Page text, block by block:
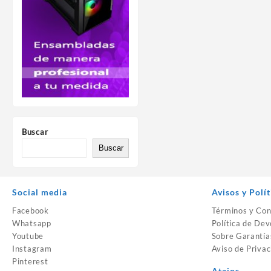
Buscar
Buscar
Social media
Facebook
Whatsapp
Youtube
Instagram
Pinterest
Avisos y
Términos y
Política de
Sobre
Aviso de